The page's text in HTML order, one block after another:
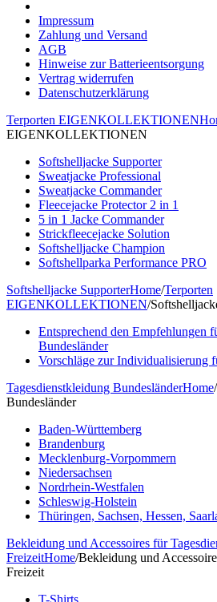
Impressum
Zahlung und Versand
AGB
Hinweise zur Batterieentsorgung
Vertrag widerrufen
Datenschutzerklärung
Terporten EIGENKOLLEKTIONEN
EIGENKOLLEKTIONEN
Softshelljacke Supporter
Sweatjacke Professional
Sweatjacke Commander
Fleecejacke Protector 2 in 1
5 in 1 Jacke Commander
Strickfleecejacke Solution
Softshelljacke Champion
Softshellparka Performance PRO
Softshelljacke SupporterHome/Terporten
EIGENKOLLEKTIONEN/
Entsprechend den Empfehlungen
Bundesländer
Vorschläge zur Individualisierung
Tagesdienstkleidung BundesländerHome/
Bundesländer
Baden-Württemberg
Brandenburg
Mecklenburg-Vorpommern
Niedersachsen
Nordrhein-Westfalen
Schleswig-Holstein
Thüringen, Sachsen, Hessen,
Bekleidung und Accessoires für
FreizeitHome/Bekleidung und
Freizeit
T-Shirts